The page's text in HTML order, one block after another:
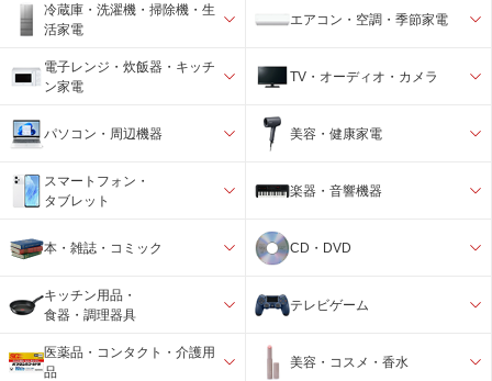
冷蔵庫・洗濯機・掃除機・生
活家電
エアコン・空調・季節家電
電子レンジ・炊飯器・キッチ
ン家電
TV・オーディオ・カメラ
パソコン・周辺機器 美容・健康家電
スマートフォン・
タブレット
楽器・音響機器
本・雑誌・コミック CD・DVD
キッチン用品・
食器・調理器具
テレビゲーム
医薬品・コンタクト・介護用
品
美容・コスメ・香水